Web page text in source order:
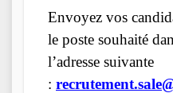
Envoyez vos
le poste souhaité
l’adresse suivante
: